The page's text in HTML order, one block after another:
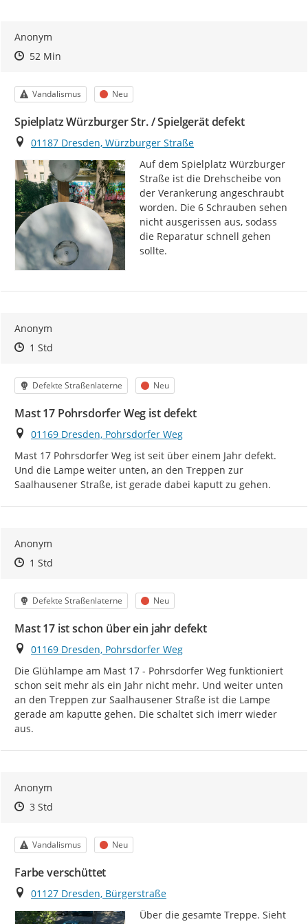
Anonym
Zeitpunkt des Erstellens
Zeitpunkt des Erstellens
52 MinZur Äußerung
Kategorie
Vandalismus Status
Neu
Spielplatz Würzburger Str. / Spielgerät defekt
Ort
01187 Dresden, Würzburger Straße
Auf dem Spielplatz Würzburger
Straße ist die Drehscheibe von
der Verankerung angeschraubt
worden. Die 6 Schrauben sehen
nicht ausgerissen aus, sodass
die Reparatur schnell gehen
sollte.
Anonym
Zeitpunkt des Erstellens
Zeitpunkt des Erstellens
1 StdZur Äußerung
Kategorie
Defekte Straßenlaterne Status
Neu
Mast 17 Pohrsdorfer Weg ist defekt
Ort
01169 Dresden, Pohrsdorfer Weg
Mast 17 Pohrsdorfer Weg ist seit über einem Jahr defekt.
Und die Lampe weiter unten, an den Treppen zur
Saalhausener Straße, ist gerade dabei kaputt zu gehen.
Anonym
Zeitpunkt des Erstellens
Zeitpunkt des Erstellens
1 StdZur Äußerung
Kategorie
Defekte Straßenlaterne Status
Neu
Mast 17 ist schon über ein jahr defekt
Ort
01169 Dresden, Pohrsdorfer Weg
Die Glühlampe am Mast 17 - Pohrsdorfer Weg funktioniert
schon seit mehr als ein Jahr nicht mehr. Und weiter unten
an den Treppen zur Saalhausener Straße ist die Lampe
gerade am kaputte gehen. Die schaltet sich imerr wieder
aus.
Anonym
Zeitpunkt des Erstellens
Zeitpunkt des Erstellens
3 StdZur Äußerung
Kategorie
Vandalismus Status
Neu
Farbe verschüttet
Ort
01127 Dresden, Bürgerstraße
Über die gesamte Treppe. Sieht